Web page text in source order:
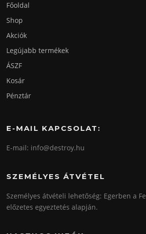
Főoldal
Shop
Akciók
Legújabb termékek
ÁSZF
Kosár
Pénztár
E-MAIL KAPCSOLAT:
E-mail: info@destroy.hu
SZEMÉLYES ÁTVÉTEL
Személyes átvételi lehetőség: Egerben a
előzetes egyeztetés alapján.